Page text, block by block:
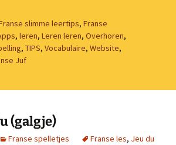
slimme leertips, Franse
, leren, Leren leren, Overhoren,
, TIPS, Vocabulaire, Website,
Juf
(galgje)
Franse spelletjes Franse les, Jeu du